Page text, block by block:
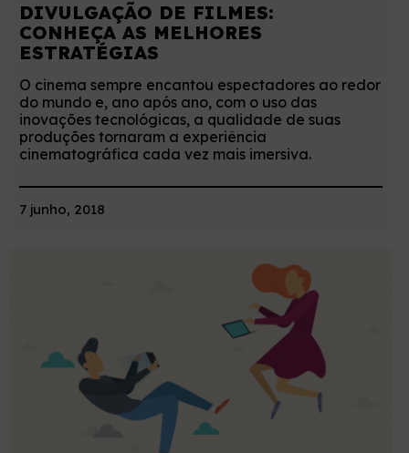
DIVULGAÇÃO DE FILMES:
CONHEÇA AS MELHORES
ESTRATÉGIAS
O cinema sempre encantou espectadores ao redor
do mundo e, ano após ano, com o uso das
inovações tecnológicas, a qualidade de suas
produções tornaram a experiência
cinematográfica cada vez mais imersiva.
7 junho, 2018